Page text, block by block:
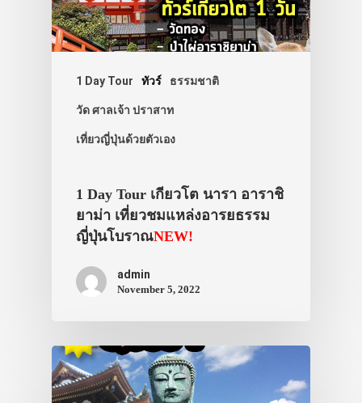
1 Day Tour ทัวร์ ธรรมชาติ
วัด ศาลเจ้า ปราสาท
เที่ยวญี่ปุ่นด้วยตัวเอง
1 Day Tour เกียวโต นารา อาราชิ
ยาม่า เที่ยวชมแหล่งอารยธรรม
ญี่ปุ่นโบราณNEW!
admin
November 5, 2022